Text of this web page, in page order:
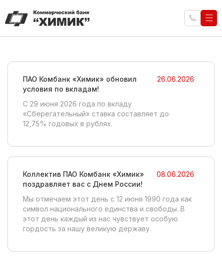
ПАО Комбанк «Химик» обновил
условия по вкладам!
26.06.2026
C 29 июня 2026 года по вкладу
«Сберегательный» ставка составляет до
12,75% годовых в рублях.
Коллектив ПАО Комбанк «Химик»
поздравляет вас с Днем России!
08.06.2026
Мы отмечаем этот день с 12 июня 1990 года как
символ национального единства и свободы. В
этот день каждый из нас чувствует особую
гордость за нашу великую державу.